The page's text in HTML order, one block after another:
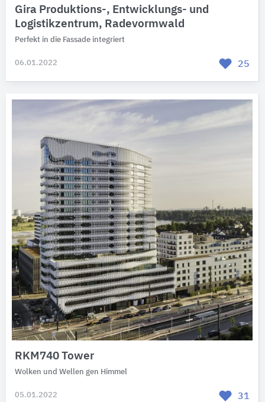
Gira Produktions-, Entwicklungs- und
Logistikzentrum, Radevormwald
Perfekt in die Fassade integriert
06.01.2022 25
RKM740 Tower
Wolken und Wellen gen Himmel
05.01.2022 31